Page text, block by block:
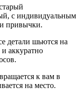
с индивидуальным
привычки.
детали шьются на
аккуратно
к вам в
на место.